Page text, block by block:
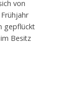
von
gepflückt
Besitz